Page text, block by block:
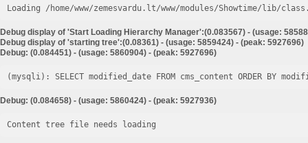
Loading /home/www/zemesvardu.lt/www/modules/Showtime/lib/
Debug display of 'Start Loading Hierarchy Manager':(0.083567) - (usage:
Debug display of 'starting tree':(0.08361) - (usage: 5859424) - (peak: 5927696)
Debug: (0.084451) - (usage: 5860904) - (peak: 5927696)
Debug: (0.084658) - (usage: 5860424) - (peak: 5927936)
Content tree file needs loading